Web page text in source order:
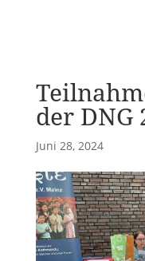
der DNG
Juni 28, 2024